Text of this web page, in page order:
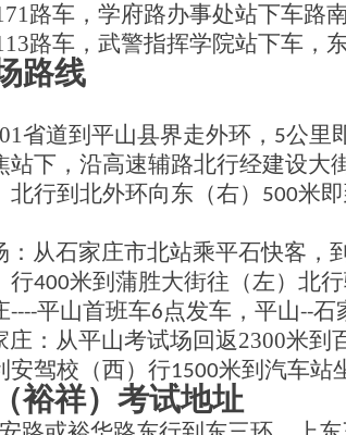
路车，学府路办事处站下车路南
路车，武警指挥学院站下车，
路线
省道到平山县界走外环， 5公里
站下，沿高速辅路北行经建设大
北行到北外环向东（右）
500米即
：从石家庄市北站乘平石快客，
行400米到蒲胜大街往（左）北
----平山首班车6点发车，平山--石
庄：从平山考试场回返2300米到
安驾校（西）行1500米到汽车站
裕祥）考试地址